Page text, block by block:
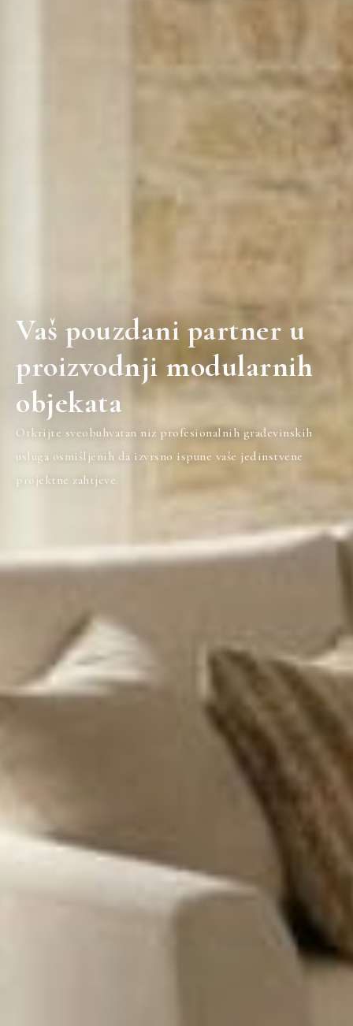
Vaš pouzdani partner u
proizvodnji modularnih
objekata
Otkrijte sveobuhvatan niz profesionalnih građevinskih
usluga osmišljenih da izvrsno ispune vaše jedinstvene
projektne zahtjeve.